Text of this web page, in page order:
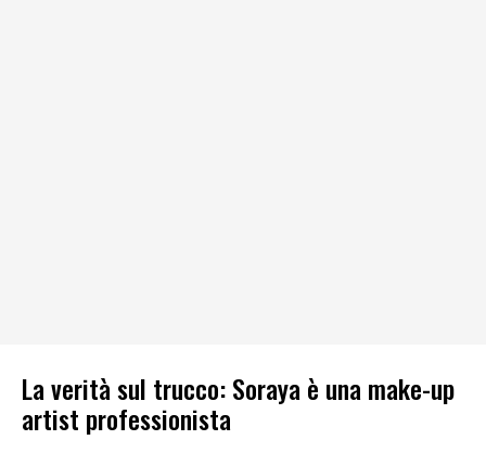
La verità sul trucco: Soraya è una make-up
artist professionista